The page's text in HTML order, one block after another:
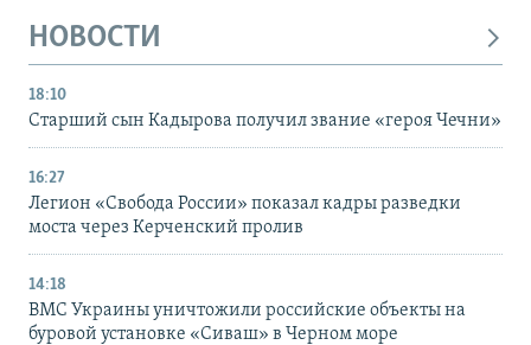
НОВОСТИ
18:10
Старший сын Кадырова получил звание «героя Чечни»
16:27
Легион «Свобода России» показал кадры разведки
моста через Керченский пролив
14:18
ВМС Украины уничтожили российские объекты на
буровой установке «Сиваш» в Черном море